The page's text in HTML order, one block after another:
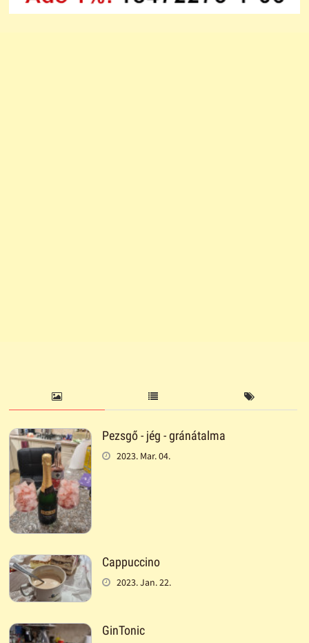
Pezsgő - jég - gránátalma
2023. Mar. 04.
Cappuccino
2023. Jan. 22.
GinTonic